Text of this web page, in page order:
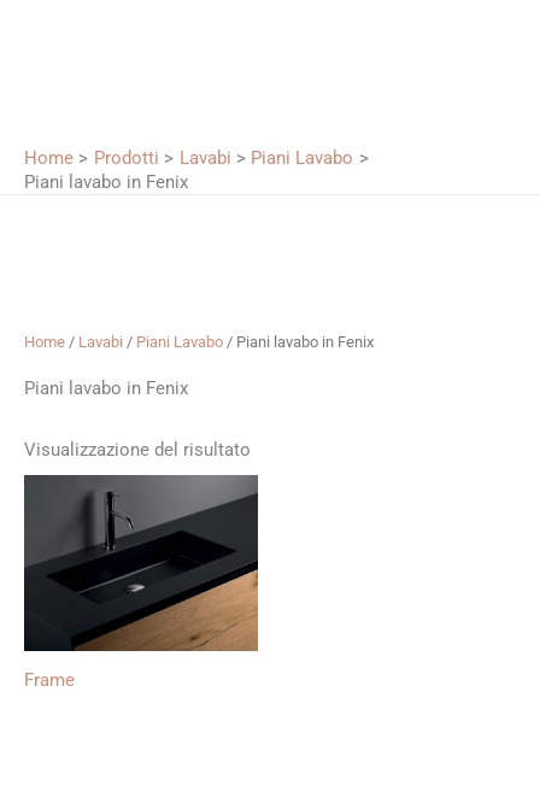
Home Prodotti Lavabi
Piani Lavabo
Piani lavabo in Fenix
Home / Lavabi / Piani Lavabo / Piani lavabo in Fenix
Piani lavabo in Fenix
Visualizzazione del risultato
Frame